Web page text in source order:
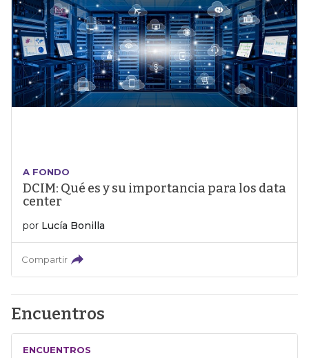
A FONDO
DCIM: Qué es y su importancia para los data
center
por Lucía Bonilla
Compartir
Encuentros
ENCUENTROS